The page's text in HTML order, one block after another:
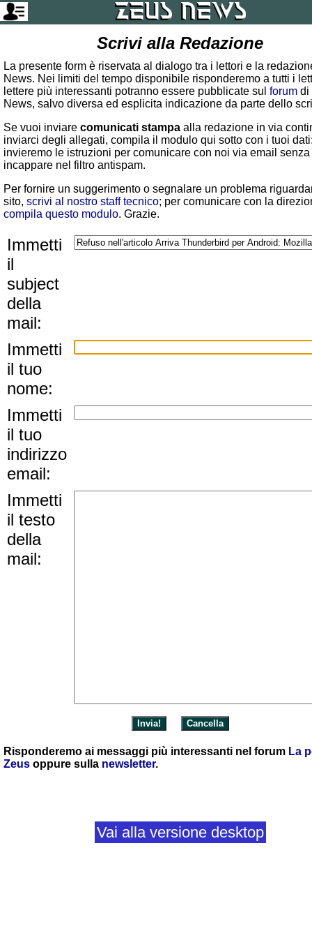
Scrivi alla Redazione
La presente form è riservata al dialogo tra i lettori e la
News. Nei limiti del tempo disponibile risponderemo a tutti i
lettere più interessanti potranno essere pubblicate sul forum di
News, salvo diversa ed esplicita indicazione da parte dello
Se vuoi inviare comunicati stampa alla redazione in via
inviarci degli allegati, compila il modulo qui sotto con i tuoi
invieremo le istruzioni per comunicare con noi via email senza
incappare nel filtro antispam.
Per fornire un suggerimento o segnalare un problema
sito, scrivi al nostro staff tecnico; per comunicare con la
compila questo modulo. Grazie.
Immetti
il
subject
della
mail:
Immetti
il tuo
nome:
Immetti
il tuo
indirizzo
email:
Immetti
il testo
della
mail:
Risponderemo ai messaggi più interessanti nel forum La
Zeus oppure sulla newsletter.
Vai alla versione desktop